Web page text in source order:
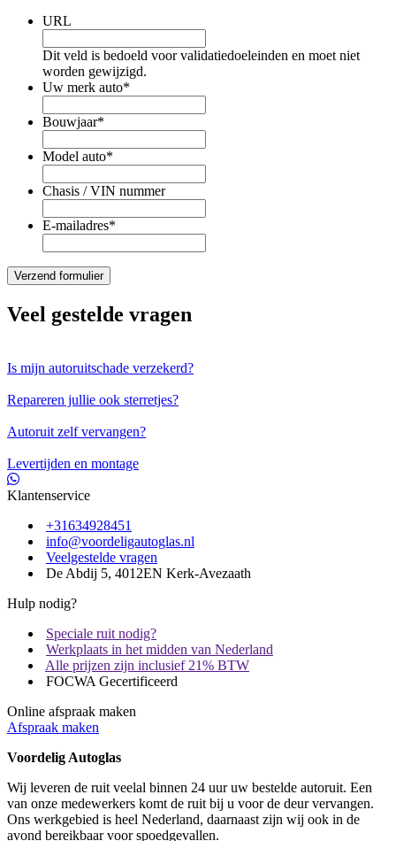
URL
Dit veld is bedoeld voor validatiedoeleinden en moet niet
worden gewijzigd.
Uw merk auto*
Bouwjaar*
Model auto*
Chasis / VIN nummer
E-mailadres*
Veel gestelde vragen
Is mijn autoruitschade verzekerd?
Repareren jullie ook sterretjes?
Autoruit zelf vervangen?
Levertijden en montage
Klantenservice
+31634928451
info@voordeligautoglas.nl
Veelgestelde vragen
De Abdij 5, 4012EN Kerk-Avezaath
Hulp nodig?
Speciale ruit nodig?
Werkplaats in het midden van Nederland
Alle prijzen zijn inclusief 21% BTW
FOCWA Gecertificeerd
Online afspraak maken
Afspraak maken
Voordelig Autoglas
Wij leveren de ruit veelal binnen 24 uur uw bestelde autoruit. Een
van onze medewerkers komt de ruit bij u voor de deur vervangen.
Ons werkgebied is heel Nederland, daarnaast zijn wij ook in de
avond bereikbaar voor spoedgevallen.